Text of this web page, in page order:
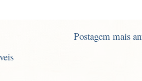
Postagem mais